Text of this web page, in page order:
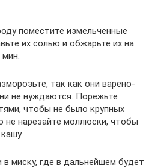
поместите измельченные
их солью и обжарьте их на
так как они варено-
не нуждаются. Порежьте
чтобы не было крупных
не нарезайте моллюски, чтобы
в миску, где в дальнейшем будет